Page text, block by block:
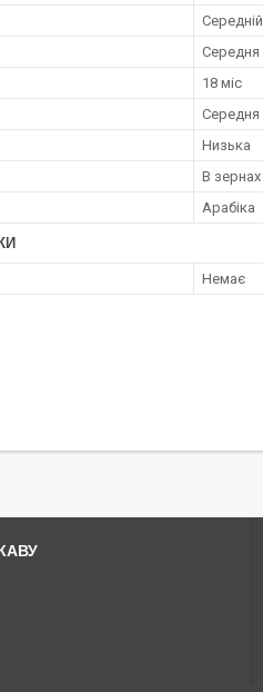
Середній
Середня
18 міс
Середня
Низька
В зернах
Арабіка
Немає